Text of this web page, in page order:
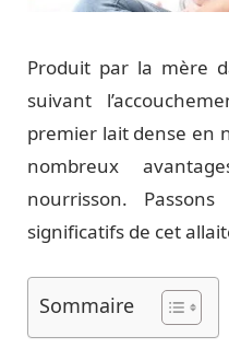
Produit par la mère
suivant
premier lait dense en
nombreux
nourrisson.
significatifs de cet
Sommaire